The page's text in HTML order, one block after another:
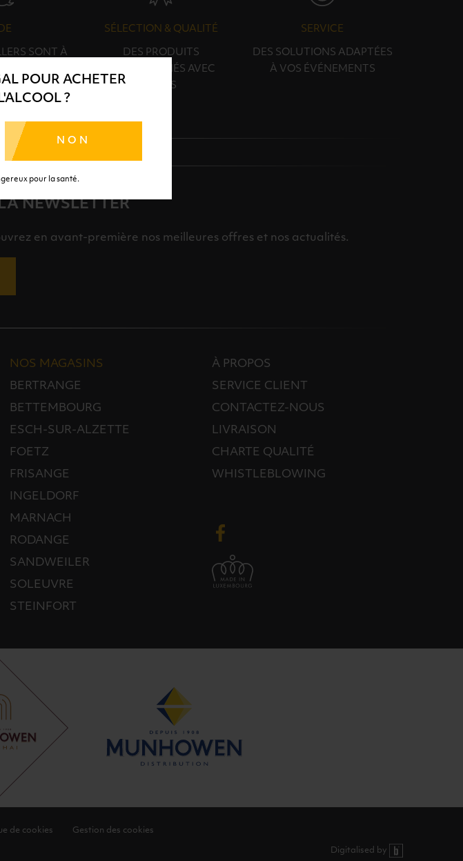
POUR ACHETER
?
NON
pour la santé.
SONT À
SÉLECTION & QUALITÉ
DES PRODUITS
SÉLECTIONNÉS AVEC
SOINS
SERVICE
DES SOLUTIONS ADAPTÉES
À VOS ÉVÉNEMENTS
NEWSLETTER
en avant-première nos meilleures offres et nos actualités.
NOS MAGASINS
BERTRANGE
BETTEMBOURG
ESCH-SUR-ALZETTE
FOETZ
FRISANGE
INGELDORF
MARNACH
RODANGE
SANDWEILER
SOLEUVRE
STEINFORT
À PROPOS
SERVICE CLIENT
CONTACTEZ-NOUS
LIVRAISON
CHARTE QUALITÉ
WHISTLEBLOWING
de cookies Gestion des cookies
Digitalised by